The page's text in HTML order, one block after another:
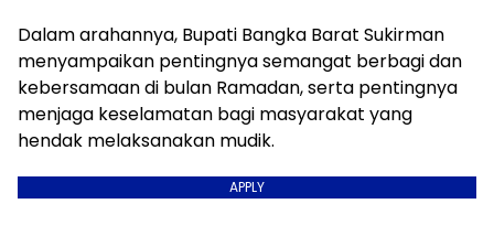
Dalam arahannya, Bupati Bangka Barat Sukirman
menyampaikan pentingnya semangat berbagi dan
kebersamaan di bulan Ramadan, serta pentingnya
menjaga keselamatan bagi masyarakat yang
hendak melaksanakan mudik.
APPLY